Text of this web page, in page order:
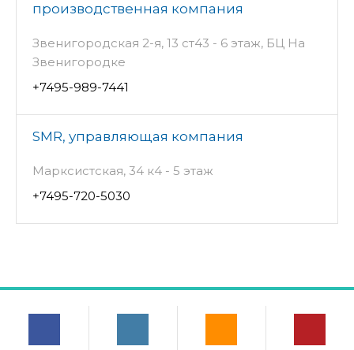
производственная компания
Звенигородская 2-я, 13 ст43 - 6 этаж, БЦ На
Звенигородке
+7495-989-7441
SMR, управляющая компания
Марксистская, 34 к4 - 5 этаж
+7495-720-5030